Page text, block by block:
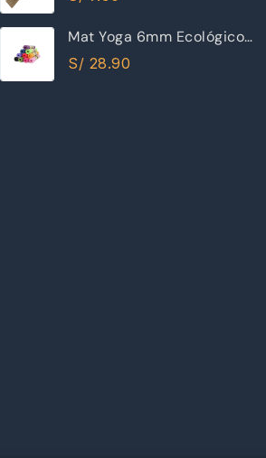
Mat Yoga 6mm Ecológico
Excelente Calidad
S/ 28.90